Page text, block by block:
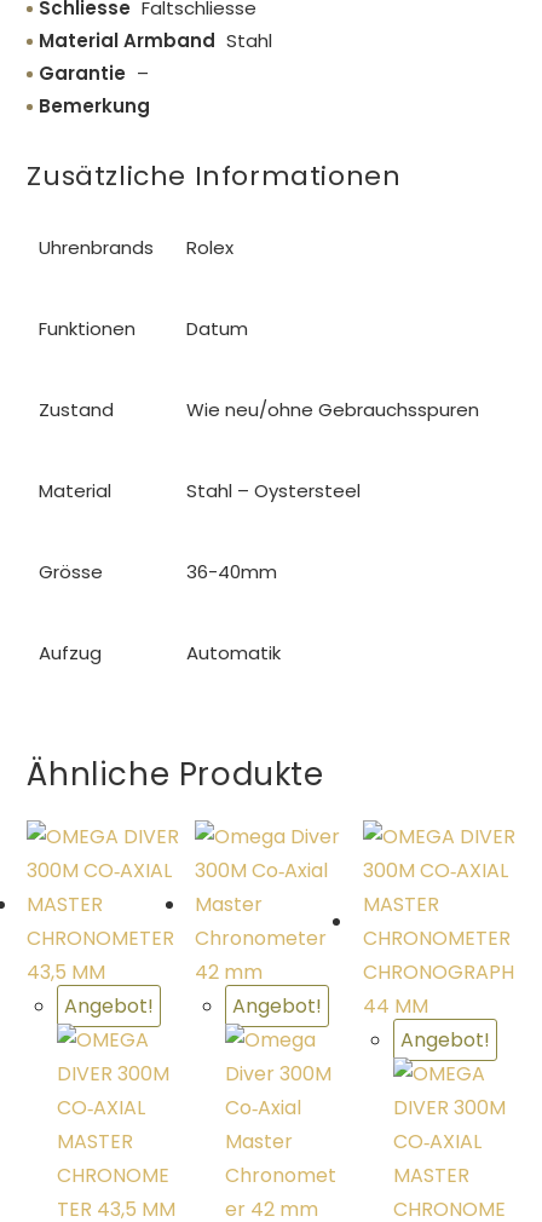
Schliesse Faltschliesse
Material Armband Stahl
Garantie –
Bemerkung
Zusätzliche Informationen
Uhrenbrands Rolex
Funktionen Datum
Zustand Wie neu/ohne Gebrauchsspuren
Material Stahl – Oystersteel
Grösse 36-40mm
Aufzug Automatik
Ähnliche Produkte
Angebot! Angebot!
Angebot!